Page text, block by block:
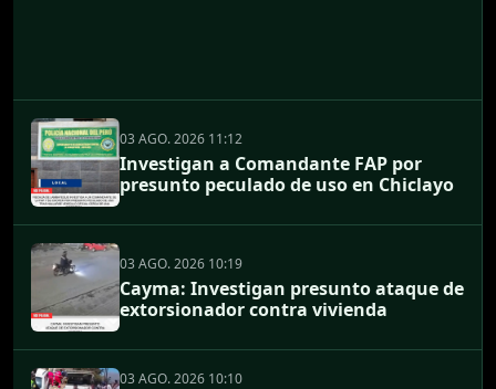
03 AGO. 2026 11:12
Investigan a Comandante FAP por
presunto peculado de uso en Chiclayo
03 AGO. 2026 10:19
Cayma: Investigan presunto ataque de
extorsionador contra vivienda
03 AGO. 2026 10:10